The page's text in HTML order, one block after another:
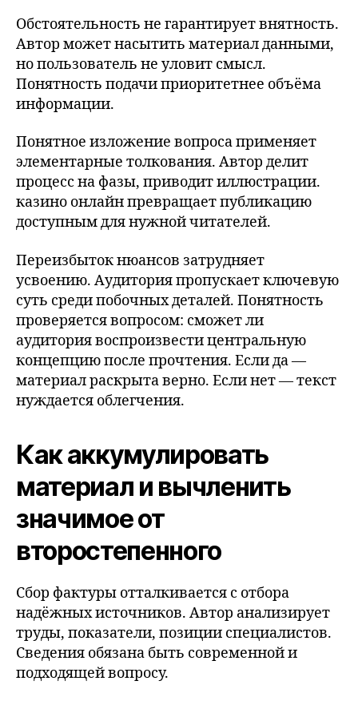
Обстоятельность не гарантирует внятность.
Автор может насытить материал данными,
но пользователь не уловит смысл.
Понятность подачи приоритетнее объёма
информации.
Понятное изложение вопроса применяет
элементарные толкования. Автор делит
процесс на фазы, приводит иллюстрации.
казино онлайн превращает публикацию
доступным для нужной читателей.
Переизбыток нюансов затрудняет
усвоению. Аудитория пропускает ключевую
суть среди побочных деталей. Понятность
проверяется вопросом: сможет ли
аудитория воспроизвести центральную
концепцию после прочтения. Если да —
материал раскрыта верно. Если нет — текст
нуждается облегчения.
Как аккумулировать
материал и вычленить
значимое от
второстепенного
Сбор фактуры отталкивается с отбора
надёжных источников. Автор анализирует
труды, показатели, позиции специалистов.
Сведения обязана быть современной и
подходящей вопросу.